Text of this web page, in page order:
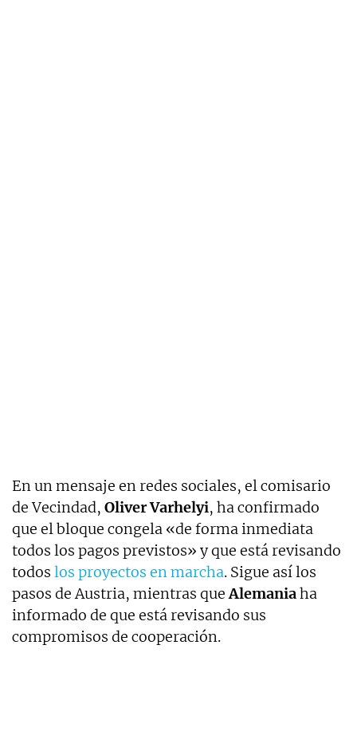
En un mensaje en redes sociales, el comisario
de Vecindad, Oliver Varhelyi, ha confirmado
que el bloque congela «de forma inmediata
todos los pagos previstos» y que está revisando
todos los proyectos en marcha. Sigue así los
pasos de Austria, mientras queAlemaniaha
informado de que está revisando sus
compromisos de cooperación.